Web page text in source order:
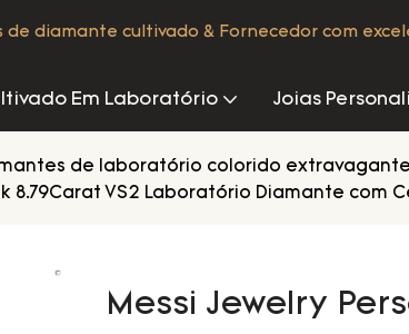
de diamante cultivado & Fornecedor com
Em Laboratório Joias
de laboratório colorido
8.79Carat VS2 Laboratório Diamante com
Messi Jewelry